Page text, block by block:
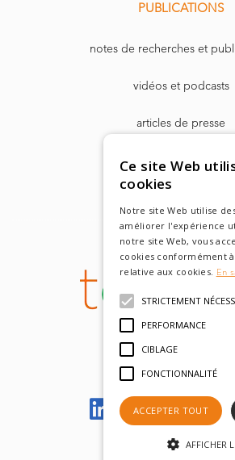
PUBLICATIONS
notes de recherches et
vidéos et podcasts
articles de presse
Dr. Harry Markowitz
Let's meet on
© tobam 2022
Ce site Web
cookies
Notre site Web utilise
améliorer l'expérience
notre site Web, vous
cookies conformément
relative aux cookies. En
STRICTEMENT
PERFORMANCE
CIBLAGE
FONCTIONNALITÉ
ACCEPTER TOUT
AFFICHER